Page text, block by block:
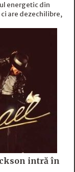
energetic din
are dezechilibre,
intră în